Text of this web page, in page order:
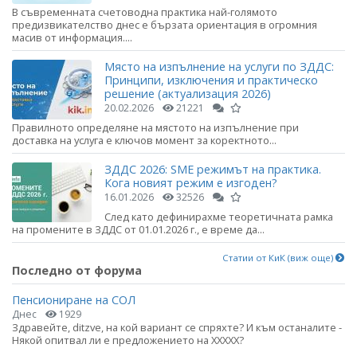
В съвременната счетоводна практика най-голямото
предизвикателство днес е бързата ориентация в огромния
масив от информация....
Място на изпълнение на услуги по ЗДДС:
Принципи, изключения и практическо
решение (актуализация 2026)
20.02.2026 21221
Правилното определяне на мястото на изпълнение при
доставка на услуга е ключов момент за коректното...
ЗДДС 2026: SME режимът на практика.
Кога новият режим е изгоден?
16.01.2026 32526
След като дефинирахме теоретичната рамка
на промените в ЗДДС от 01.01.2026 г., е време да...
Статии от КиК (виж още)
Последно от форума
Пенсиониране на СОЛ
Днес 1929
Здравейте, ditzve, на кой вариант се спряхте? И към останалите -
Някой опитвал ли е предложението на ХХХХХ?